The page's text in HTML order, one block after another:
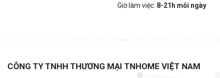
Giờ làm việc: 8-21h mỗi ngày
CÔNG TY TNHH THƯƠNG MẠI TNHOME VIỆT NAM